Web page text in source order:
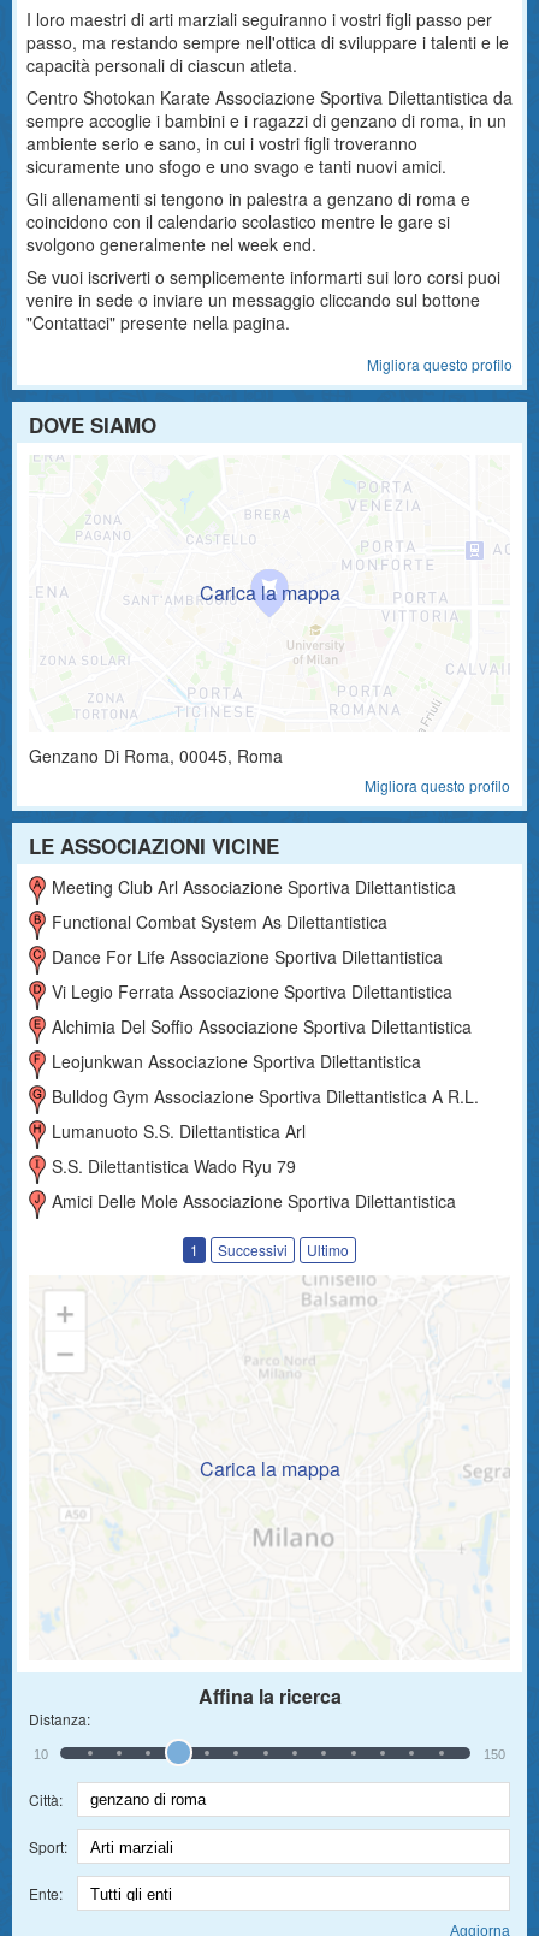
I loro maestri di arti marziali seguiranno i vostri figli passo per
passo, ma restando sempre nell'ottica di sviluppare i talenti e le
capacità personali di ciascun atleta.
Centro Shotokan Karate Associazione Sportiva Dilettantistica da
sempre accoglie i bambini e i ragazzi di genzano di roma, in un
ambiente serio e sano, in cui i vostri figli troveranno
sicuramente uno sfogo e uno svago e tanti nuovi amici.
Gli allenamenti si tengono in palestra a genzano di roma e
coincidono con il calendario scolastico mentre le gare si
svolgono generalmente nel week end.
Se vuoi iscriverti o semplicemente informarti sui loro corsi puoi
venire in sede o inviare un messaggio cliccando sul bottone
"Contattaci" presente nella pagina.
Migliora questo profilo
DOVE SIAMO
Genzano Di Roma, 00045, Roma
Migliora questo profilo
LE ASSOCIAZIONI VICINE
Meeting Club Arl Associazione Sportiva Dilettantistica
Functional Combat System As Dilettantistica
Dance For Life Associazione Sportiva Dilettantistica
Vi Legio Ferrata Associazione Sportiva Dilettantistica
Alchimia Del Soffio Associazione Sportiva Dilettantistica
Leojunkwan Associazione Sportiva Dilettantistica
Bulldog Gym Associazione Sportiva Dilettantistica A R.l.
Lumanuoto S.s. Dilettantistica Arl
S.s. Dilettantistica Wado Ryu 79
Amici Delle Mole Associazione Sportiva Dilettantistica
1 Successivi Ultimo
Carica la mappa
Affina la ricerca
Distanza:
10 150
Città:
Sport:
Ente: